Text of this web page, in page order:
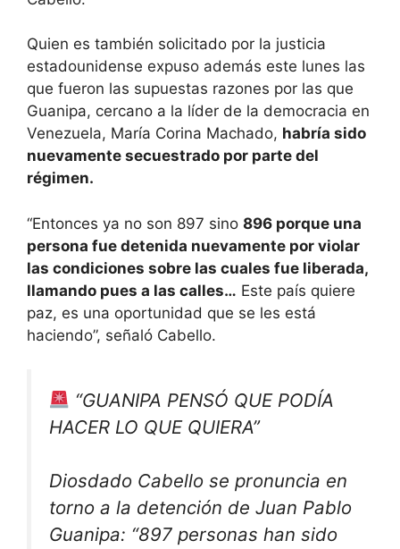
Quien es también solicitado por la justicia
estadounidense expuso además este lunes las
que fueron las supuestas razones por las que
Guanipa, cercano a la líder de la democracia en
Venezuela, María Corina Machado, habría sido
nuevamente secuestrado por parte del
régimen.
“Entonces ya no son 897 sino 896 porque una
persona fue detenida nuevamente por violar
las condiciones sobre las cuales fue liberada,
llamando pues a las calles… Este país quiere
paz, es una oportunidad que se les está
haciendo”, señaló Cabello.
“GUANIPA PENSÓ QUE PODÍA
HACER LO QUE QUIERA”
Diosdado Cabello se pronuncia en
torno a la detención de Juan Pablo
Guanipa: “897 personas han sido